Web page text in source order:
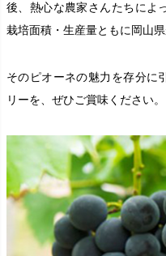
後、熱心な農家さんたちによ
栽培面積・生産量ともに岡山
そのピオーネの魅力を存分に
リーを、ぜひご賞味ください。